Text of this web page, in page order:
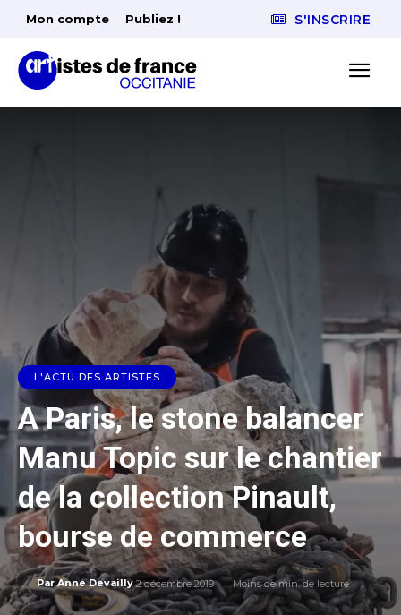
Mon compte Publiez ! S'INSCRIRE
L'ACTU DES ARTISTES
A Paris, le stone balancer
Manu Topic sur le chantier
de la collection Pinault,
bourse de commerce
Par Anne Devailly 2 décembre 2019 Moins demin. de lecture